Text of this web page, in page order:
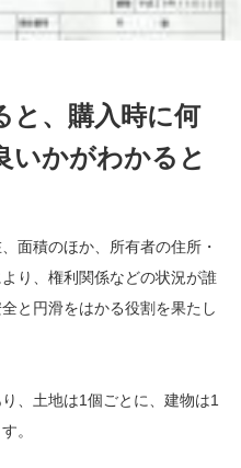
と、購入時に何
いかがわかると
面積のほか、所有者の住所・
り、権利関係などの状況が誰
と円滑をはかる役割を果たし
、土地は1個ごとに、建物は1
。